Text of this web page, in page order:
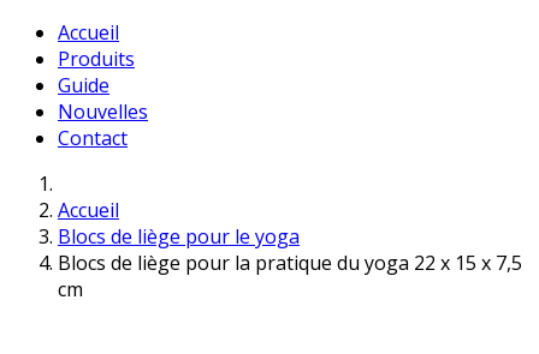
characters for results.
Accueil
Produits
Guide
Nouvelles
Contact
Accueil
Blocs de liège pour le yoga
Blocs de liège pour la pratique du yoga 22 x 15 x 7,5
cm